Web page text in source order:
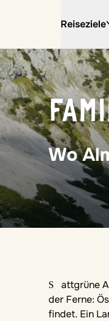
Reiseziele
Wo
Sattgrüne Almwiesen, kristallklare Bergseen, der Duft von frischem Heu und der Klang von Kuhglocken in
der Ferne:
findet. Ein